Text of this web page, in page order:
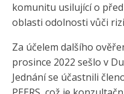
komunitu usilující o
oblasti odolnosti vůči
Za účelem dalšího
prosince 2022 sešlo v
Jednání se účastnili